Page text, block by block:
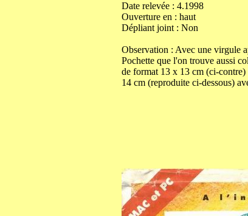
Date relevée : 4.1998
Ouverture en : haut
Dépliant joint : Non
Observation : Avec une virgule
Pochette que l'on trouve aussi
de format 13 x 13 cm (ci-
14 cm (reproduite ci-dessous)